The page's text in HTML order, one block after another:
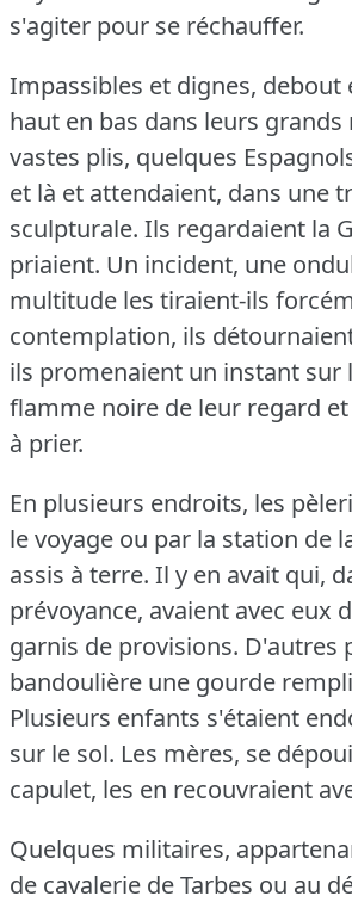
s'agiter pour se réchauffer.
Impassibles et dignes, debout
haut en bas dans leurs
vastes plis, quelques
et là et attendaient, dans une
sculpturale. Ils regardaient la
priaient. Un incident, une
multitude les tiraient-ils
contemplation, ils
ils promenaient un instant sur
flamme noire de leur regard
à prier.
En plusieurs endroits, les
le voyage ou par la station de
assis à terre. Il y en avait qui,
prévoyance, avaient avec eux
garnis de provisions. D'autres
bandoulière une gourde
Plusieurs enfants s'étaient
sur le sol. Les mères, se
capulet, les en recouvraient
Quelques militaires,
de cavalerie de Tarbes ou au